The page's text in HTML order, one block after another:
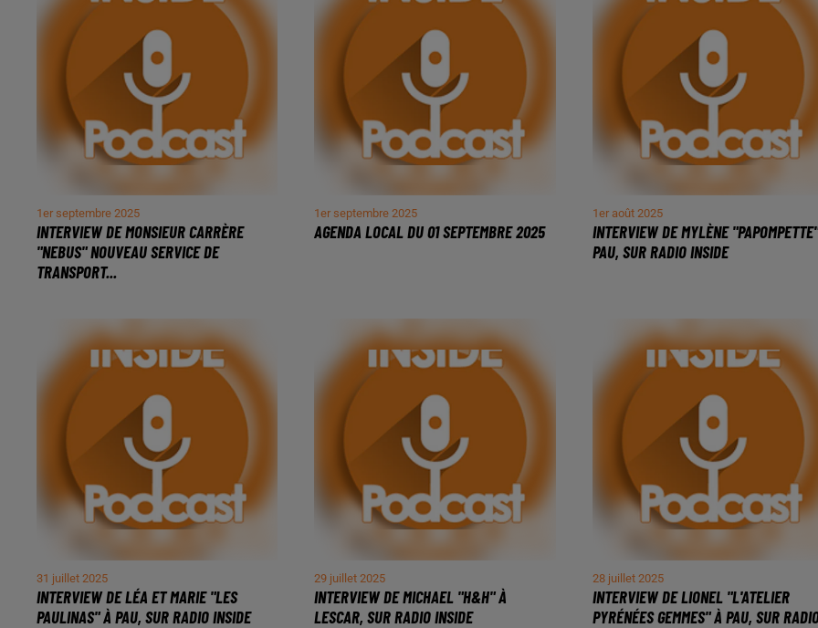
1er septembre 2025
INTERVIEW DE MONSIEUR CARRÈRE
"NEBUS" NOUVEAU SERVICE DE
TRANSPORT...
1er septembre 2025
AGENDA LOCAL DU 01 SEPTEMBRE 2025
1er août 2025
INTERVIEW DE MYLÈNE
PAU, SUR RADIO INSIDE
31 juillet 2025
INTERVIEW DE LÉA ET MARIE "LES
PAULINAS" À PAU, SUR RADIO INSIDE
29 juillet 2025
INTERVIEW DE MICHAEL "H&H" À
LESCAR, SUR RADIO INSIDE
28 juillet 2025
INTERVIEW DE LIONEL "L'ATELIER
PYRÉNÉES GEMMES" À PAU, SUR